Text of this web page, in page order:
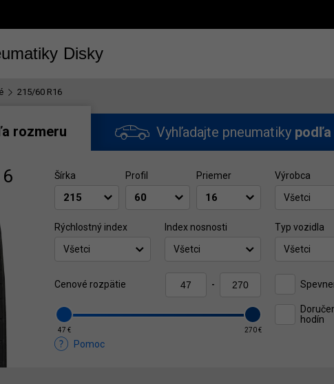
Disky
215/60 R16
rozmeru Vyhľadajte pneumatiky
Šírka Profil Priemer
Výrobca
Všetci
Rýchlostný index
Všetci
Index nosnosti
Všetci
Typ vozidla
Všetci
Cenové rozpätie -
47 € 270 €
hodín
Pomoc